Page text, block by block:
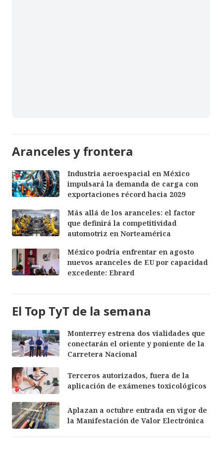
Aranceles y frontera
Industria aeroespacial en México
impulsará la demanda de carga con
exportaciones récord hacia 2029
Más allá de los aranceles: el factor
que definirá la competitividad
automotriz en Norteamérica
México podría enfrentar en agosto
nuevos aranceles de EU por capacidad
excedente: Ebrard
El Top TyT de la semana
Monterrey estrena dos vialidades que
conectarán el oriente y poniente de la
Carretera Nacional
Terceros autorizados, fuera de la
aplicación de exámenes toxicológicos
Aplazan a octubre entrada en vigor de
la Manifestación de Valor Electrónica